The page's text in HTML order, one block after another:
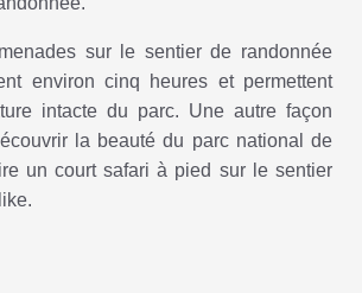
sur le sentier de randonnée
environ cinq heures et permettent
intacte du parc. Une autre façon
la beauté du parc national de
un court safari à pied sur le sentier